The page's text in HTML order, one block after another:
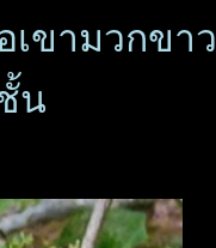
เขามวกขาว
น